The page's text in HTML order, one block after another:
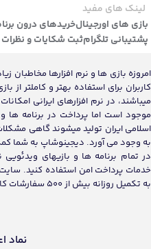
لینک های مفید
بازی های اورجینالخریدهای درون
پشتیبانی تلگرامثبت شکایات و نظرات
امروزه بازی ها و نرم افزارها مخاطبان
کاربران برای استفاده بهتر و کاملتر از
میباشند، در نرم افزارهای ایرانی
موجود است اما پرداخت در برنامه ها
اسلامی ایران تولید میشوند گاهی
به وجود می آورد. دیجینوشاپ به شما
در تمام برنامه ها و بازیهای
خدمات پرداخت امن استفاده کنید.
به تکمیل روزانه بیش از 500 سفارشات کاربران ایرانی میباشد.
نماد